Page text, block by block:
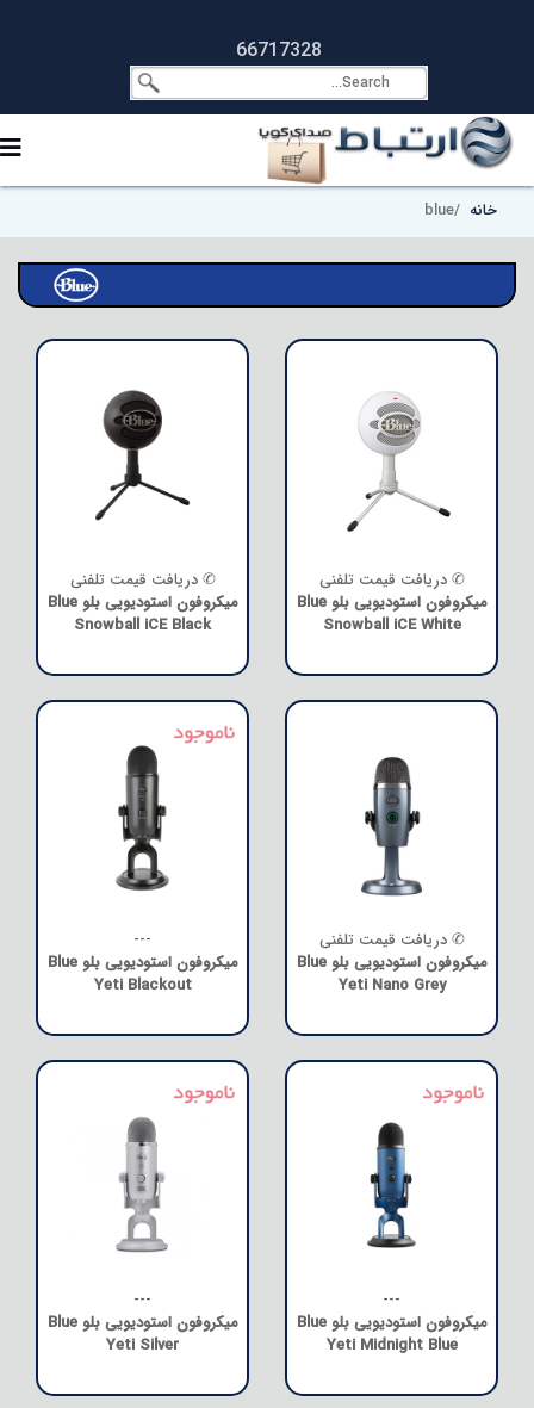
66717328
خانه blue
✆ دریافت قیمت تلفنی
میکروفون استودیویی بلو Blue
Snowball iCE White
✆ دریافت قیمت تلفنی
میکروفون استودیویی بلو Blue
Snowball iCE Black
✆ دریافت قیمت تلفنی
میکروفون استودیویی بلو Blue
Yeti Nano Grey
---
میکروفون استودیویی بلو Blue
Yeti Blackout
---
میکروفون استودیویی بلو Blue
Yeti Midnight Blue
---
میکروفون استودیویی بلو Blue
Yeti Silver